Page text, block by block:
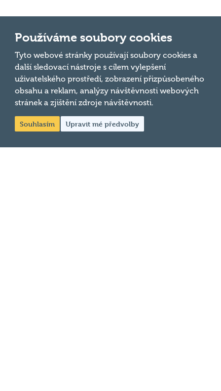
Hospodský
kvíz
je týmová
vědomostní
probíhající v
podniků po celé
Důležité odkazy
Pravidla kvízu
Chci hrát
Chci kvíz ve svém podniku
Chci moderovat
Používáme soubory cookies
Tyto webové stránky používají soubory cookies a
další sledovací nástroje s cílem vylepšení
uživatelského prostředí, zobrazení přizpůsobeného
obsahu a reklam, analýzy návštěvnosti webových
stránek a zjištění zdroje návštěvnosti.
Souhlasím Upravit mé předvolby